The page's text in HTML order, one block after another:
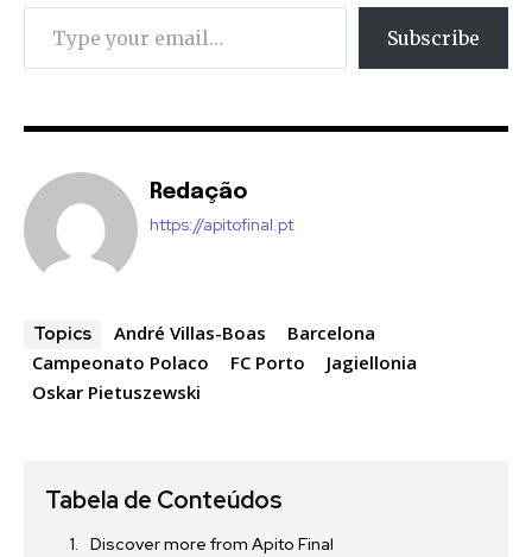
Type your email…
Subscribe
Redação
https://apitofinal.pt
Topics André Villas-Boas
Barcelona
Campeonato Polaco
FC Porto
Jagiellonia
Oskar Pietuszewski
Tabela de Conteúdos
Discover more from Apito Final